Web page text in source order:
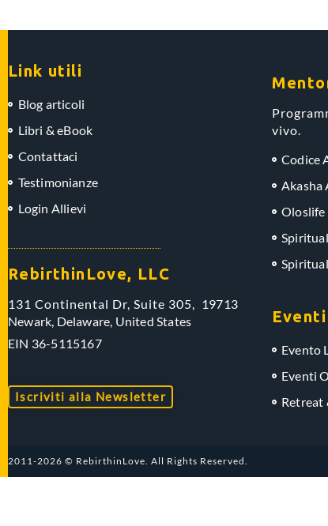
Link utili
Blog articoli
Libri & eBook
Contattaci
Testimonianze
Login Allievi
RebirthinLove, LLC
131 Continental Dr, Suite 305, 19713
Newark, Delaware, United States
EIN 36-5115167
Iscriviti alla Newsletter
vivo.
Codice
Akasha
Oloslife
Evento
Eventi
Retreat
2011-2026 © RebirthinLove. All Rights Reserved.